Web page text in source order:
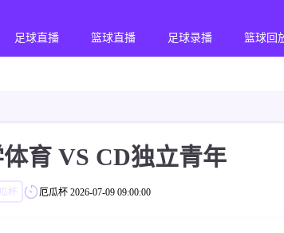
足球直播 篮球直播 足球录播 篮球回
育 VS CD独立青年
杯 厄瓜杯 2026-07-09 09:00:00